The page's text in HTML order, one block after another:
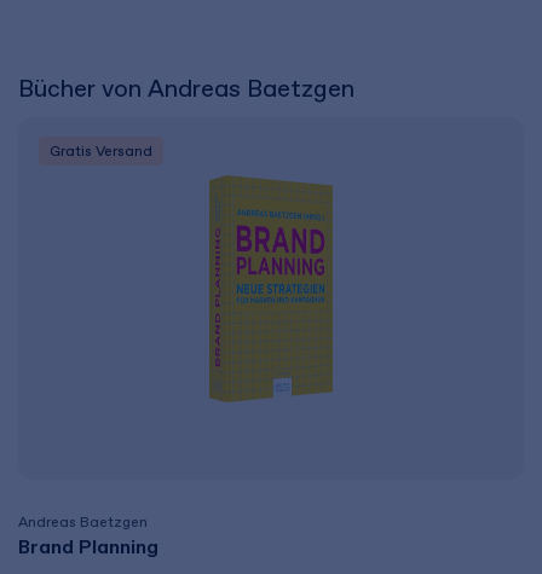
Bücher von Andreas Baetzgen
Gratis Versand
Andreas Baetzgen
Brand Planning